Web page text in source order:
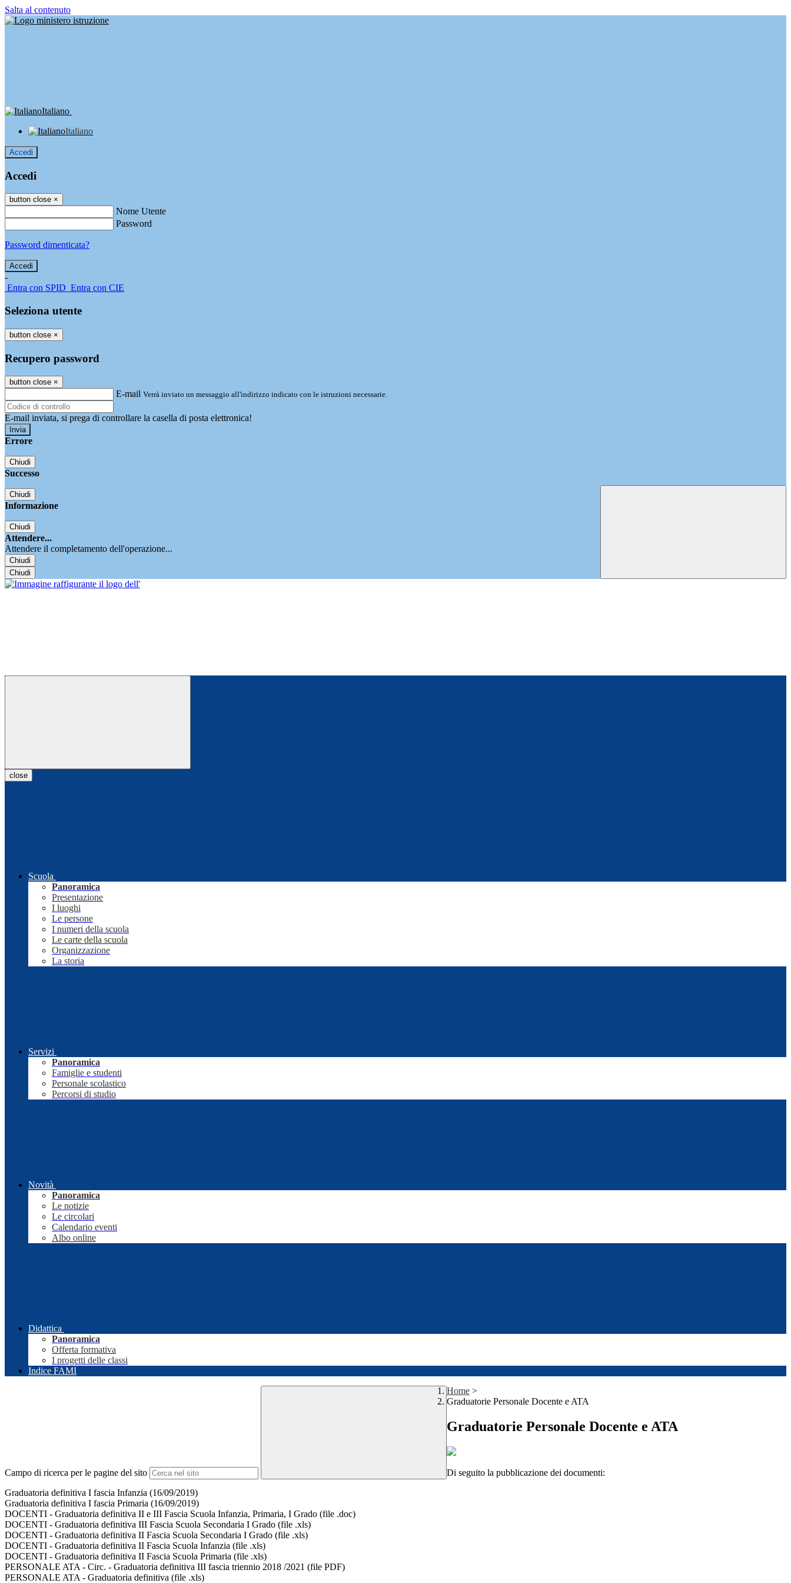
Salta al contenuto
Italiano
Italiano
Accedi
Accedi
button close ×
Nome Utente
Password
Password dimenticata?
-
Entra con SPID Entra con CIE
Seleziona utente
button close ×
Recupero password
button close ×
E-mail Verrà inviato un messaggio all'indirizzo indicato con le istruzioni necessarie.
E-mail inviata, si prega di controllare la casella di posta elettronica!
Errore
Chiudi
Successo
Chiudi
Informazione
Chiudi
Attendere...
Attendere il completamento dell'operazione...
Chiudi
Chiudi
close
Scuola
Panoramica
Presentazione
I luoghi
Le persone
I numeri della scuola
Le carte della scuola
Organizzazione
La storia
Servizi
Panoramica
Famiglie e studenti
Personale scolastico
Percorsi di studio
Novità
Panoramica
Le notizie
Le circolari
Calendario eventi
Albo online
Didattica
Panoramica
Offerta formativa
I progetti delle classi
Indice FAMI
Campo di ricerca per le pagine del sito
Home >
Graduatorie Personale Docente e ATA
Graduatorie Personale Docente e ATA
Di seguito la pubblicazione dei documenti:
Graduatoria definitiva I fascia Infanzia (16/09/2019)
Graduatoria definitiva I fascia Primaria (16/09/2019)
DOCENTI - Graduatoria definitiva II e III Fascia Scuola Infanzia, Primaria, I Grado (file .doc)
DOCENTI - Graduatoria definitiva III Fascia Scuola Secondaria I Grado (file .xls)
DOCENTI - Graduatoria definitiva II Fascia Scuola Secondaria I Grado (file .xls)
DOCENTI - Graduatoria definitiva II Fascia Scuola Infanzia (file .xls)
DOCENTI - Graduatoria definitiva II Fascia Scuola Primaria (file .xls)
PERSONALE ATA - Circ. - Graduatoria definitiva III fascia triennio 2018 /2021 (file PDF)
PERSONALE ATA - Graduatoria definitiva (file .xls)